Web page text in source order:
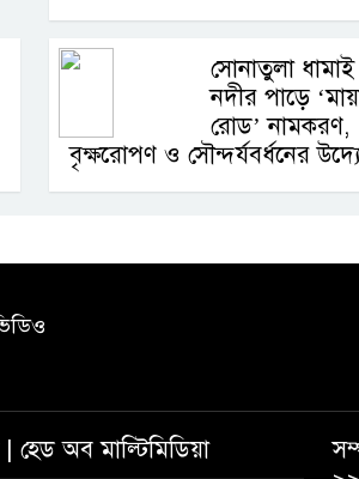
সোনাতুলা ধামাই
নদীর পাড়ে
রোড’ নামকরণ,
বৃক্ষরোপণ ও সৌন্দর্যবর্ধনের
| হেড অব মাল্টিমিডিয়া